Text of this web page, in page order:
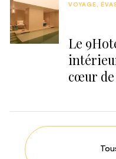
Le
cœur
VOYAGE,